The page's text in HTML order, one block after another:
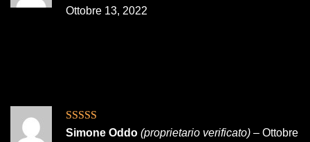
5
Ottobre 13, 2022
Valutato5su
Simone Oddo (proprietario verificato) – Ottobre